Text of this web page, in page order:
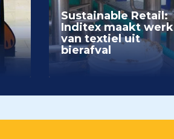
Sustainable Retail:
Inditex maakt werk
van textiel uit
bierafval